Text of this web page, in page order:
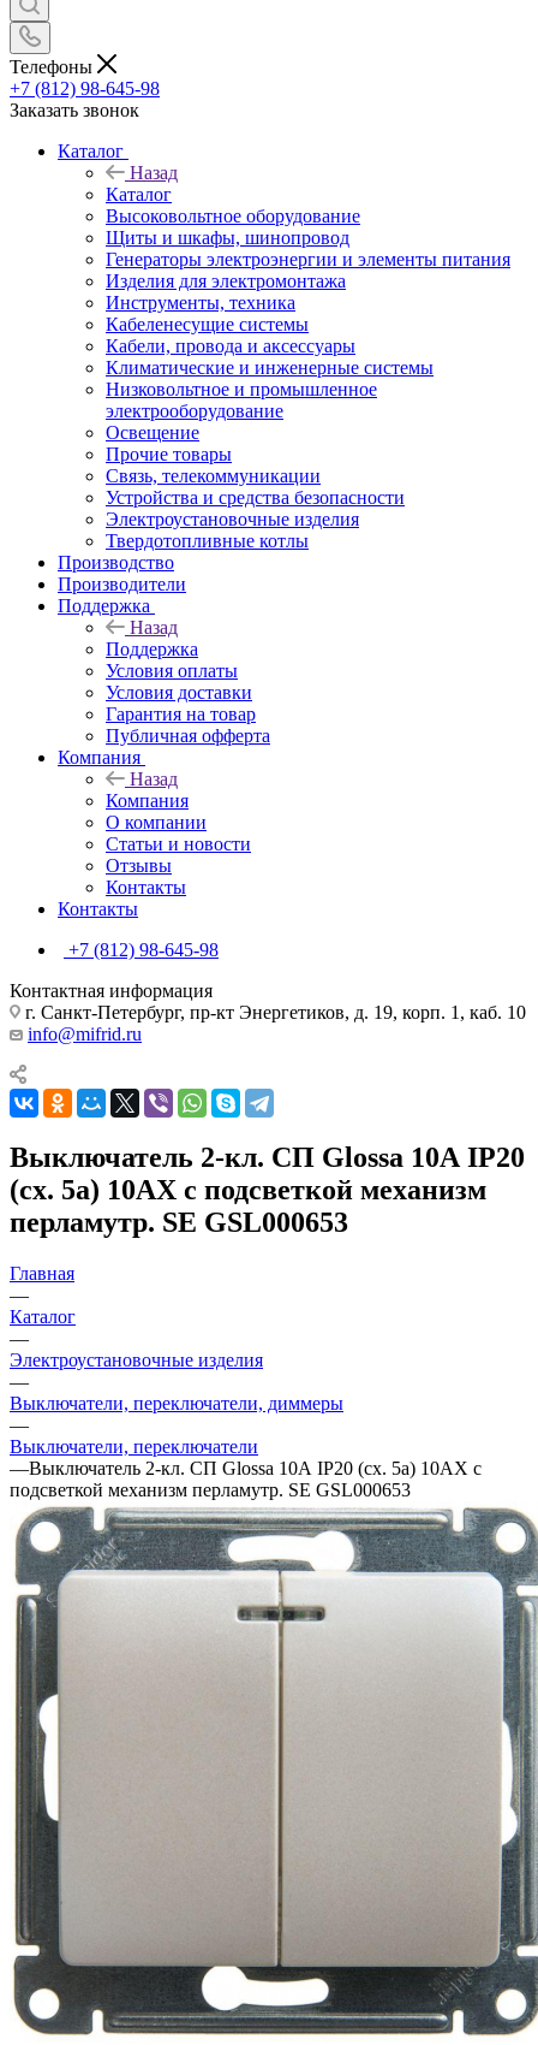
Телефоны
+7 (812) 98-645-98
Заказать звонок
Каталог
Назад
Каталог
Высоковольтное оборудование
Щиты и шкафы, шинопровод
Генераторы электроэнергии и элементы питания
Изделия для электромонтажа
Инструменты, техника
Кабеленесущие системы
Кабели, провода и аксессуары
Климатические и инженерные системы
Низковольтное и промышленное
электрооборудование
Освещение
Прочие товары
Связь, телекоммуникации
Устройства и средства безопасности
Электроустановочные изделия
Твердотопливные котлы
Производство
Производители
Поддержка
Назад
Поддержка
Условия оплаты
Условия доставки
Гарантия на товар
Публичная офферта
Компания
Назад
Компания
О компании
Статьи и новости
Отзывы
Контакты
Контакты
+7 (812) 98-645-98
Контактная информация
г. Санкт-Петербург, пр-кт Энергетиков, д. 19, корп. 1, каб. 10
info@mifrid.ru
Выключатель 2-кл. СП Glossa 10А IP20
(сх. 5а) 10AX с подсветкой механизм
перламутр. SE GSL000653
Главная
—
Каталог
—
Электроустановочные изделия
—
Выключатели, переключатели, диммеры
—
Выключатели, переключатели
—Выключатель 2-кл. СП Glossa 10А IP20 (сх. 5а) 10AX с
подсветкой механизм перламутр. SE GSL000653